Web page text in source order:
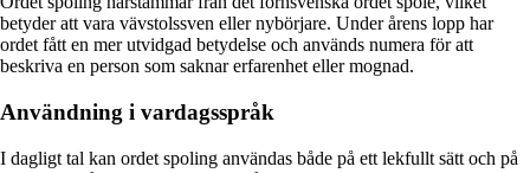
betyder att vara vävstolssven eller nybörjare. Under årens lopp har
ordet fått en mer utvidgad betydelse och används numera för att
beskriva en person som saknar erfarenhet eller mognad.
Användning i vardagsspråk
I dagligt tal kan ordet spoling användas både på ett lekfullt sätt och på